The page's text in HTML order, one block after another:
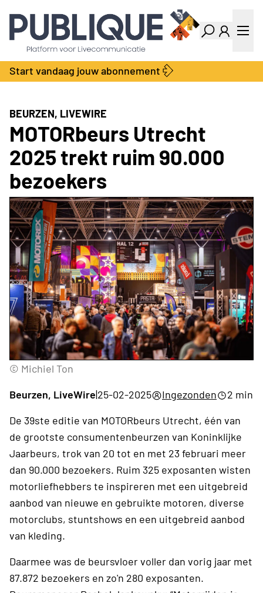
Industry Dashboard
Vacatures
Kalender
Producten
Bedrijvengids
Locatie Finder
Contact
Over ons
Adverteren
Abonnementen
Start vandaag jouw abonnement
BEURZEN, LIVEWIRE
MOTORbeurs Utrecht
2025 trekt ruim 90.000
bezoekers
© Michiel Ton
Beurzen, LiveWire|25-02-2025 Ingezonden
2 min
De 39ste editie van MOTORbeurs Utrecht, één van
de grootste consumentenbeurzen van Koninklijke
Jaarbeurs, trok van 20 tot en met 23 februari meer
dan 90.000 bezoekers. Ruim 325 exposanten wisten
motorliefhebbers te inspireren met een uitgebreid
aanbod van nieuwe en gebruikte motoren, diverse
motorclubs, stuntshows en een uitgebreid aanbod
van kleding.
Daarmee was de beursvloer voller dan vorig jaar met
87.872 bezoekers en zo'n 280 exposanten.